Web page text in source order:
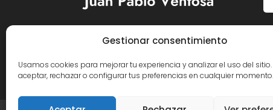
Gestionar consentimiento
Usamos cookies para mejorar tu experiencia y analizar el uso del sitio.
aceptar, rechazar o configurar tus preferencias en cualquier momento.
 